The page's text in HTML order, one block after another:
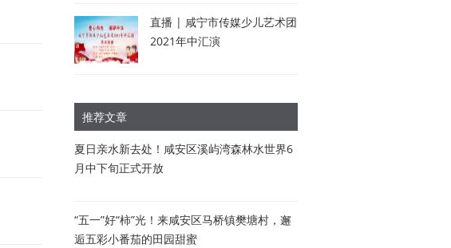
直播 | 咸宁市传媒少儿艺术团
2021年中汇演
推荐文章
夏日亲水新去处！咸安区溪屿湾森林水世界6
月中下旬正式开放
“五一”好“柿”光！来咸安区马桥镇樊塘村，邂
逅五彩小番茄的田园甜蜜